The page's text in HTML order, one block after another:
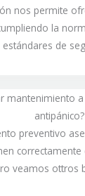
nos permite
la
estándares de
mantenimiento
antipánico?
preventivo
veamos ottros